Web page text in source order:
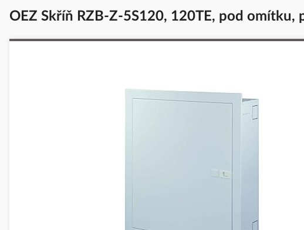
OEZ Skříň RZB-Z-5S120, 120TE, pod omítku,